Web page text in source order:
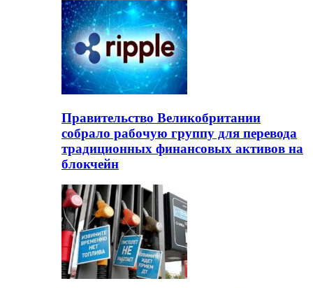
Правительство Великобритании
собрало рабочую группу для перевода
традиционных финансовых активов на
блокчейн